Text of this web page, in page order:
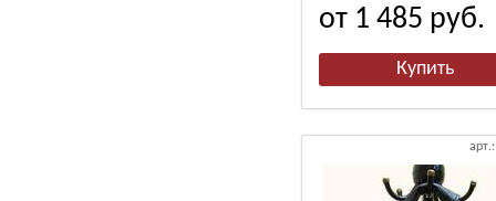
от 1 485 руб.